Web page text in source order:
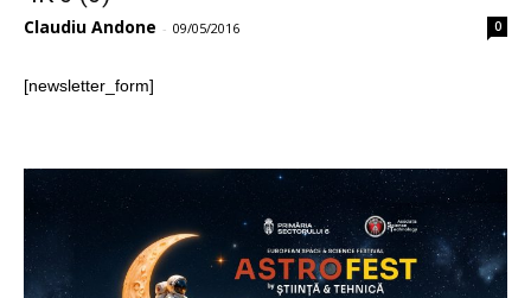
Claudiu Andone - 09/05/2016 0
[newsletter_form]